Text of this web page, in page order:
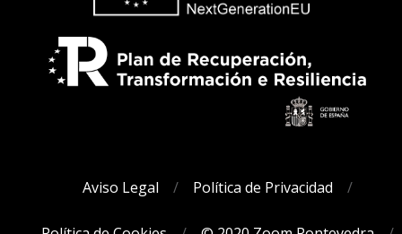
Aviso Legal Política de Privacidad